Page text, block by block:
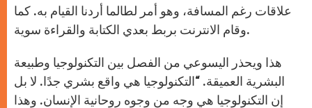
علاقات رغم المسافة، وهو أمر لطالما أردنا القيام به. كما
وقام الانترنت بربط بعدي الكتابة والقراءة سوية.
هذا ويحذر اليسوعي من الفصل بين التكنولوجيا وطبيعة
البشرية العميقة. “التكنولوجيا هي واقع بشري جدًا. لا بل
إن التكنولوجيا هي وجه من وجوه روحانية الإنسان. وهذا